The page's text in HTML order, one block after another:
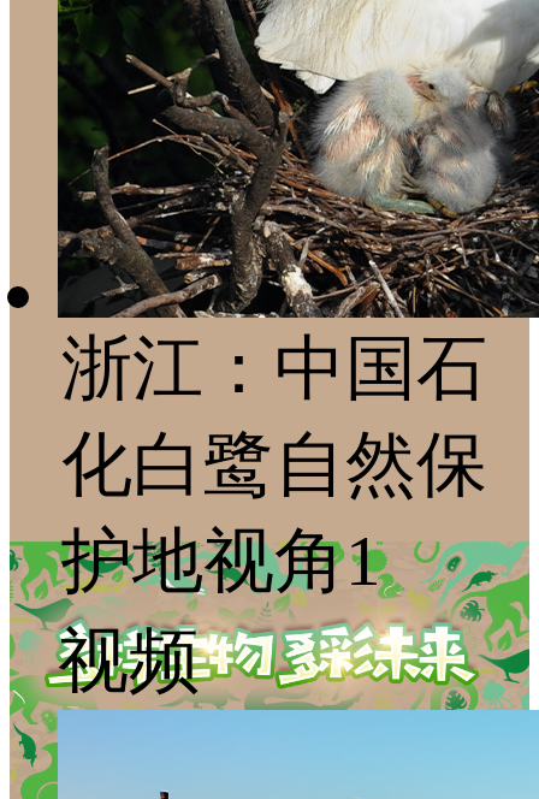
浙江：中国石
化白鹭自然保
护地视角1
视频